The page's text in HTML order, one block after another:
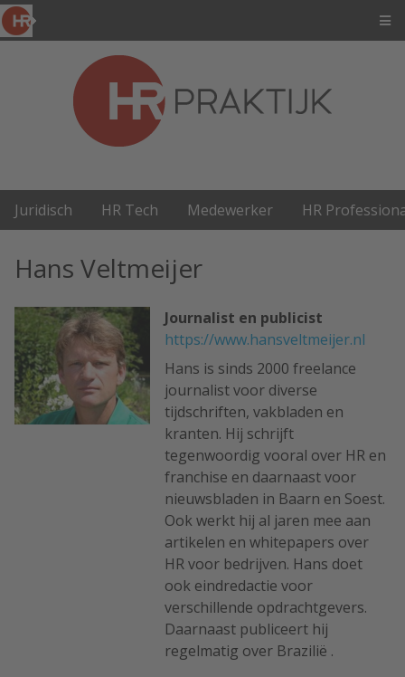
Juridisch HR Tech Medewerker HR
Hans Veltmeijer
Journalist en publicist
https://www.hansveltmeijer.nl
Hans is sinds 2000 freelance
journalist voor diverse
tijdschriften, vakbladen en
kranten. Hij schrijft
tegenwoordig vooral over HR en
franchise en daarnaast voor
nieuwsbladen in Baarn en Soest.
Ook werkt hij al jaren mee aan
artikelen en whitepapers over
HR voor bedrijven. Hans doet
ook eindredactie voor
verschillende opdrachtgevers.
Daarnaast publiceert hij
regelmatig over Brazilië .